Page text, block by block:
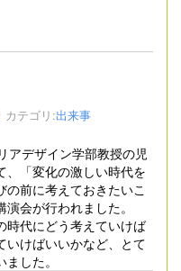
カテゴリ:出来事
アデザイン学部教授の児
、「変化の激しい時代を
前に考えておきたいこ
会が行われました。
時代にどう考えていけば
いけばいいかなど、とて
した。